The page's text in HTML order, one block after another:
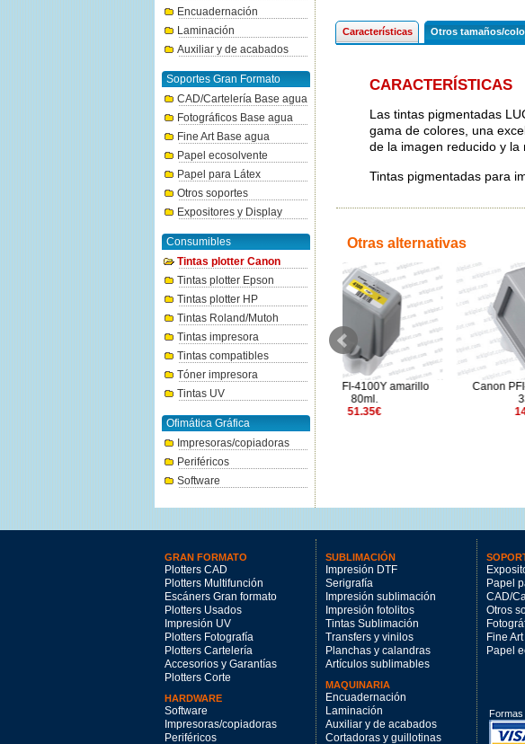
Encuadernación
Laminación
Auxiliar y de acabados
Soportes Gran Formato
CAD/Cartelería Base agua
Fotográficos Base agua
Fine Art Base agua
Papel ecosolvente
Papel para Látex
Otros soportes
Expositores y Display
Consumibles
Tintas plotter Canon
Tintas plotter Epson
Tintas plotter HP
Tintas Roland/Mutoh
Tintas impresora
Tintas compatibles
Tóner impresora
Tintas UV
Ofimática Gráfica
Impresoras/copiadoras
Periféricos
Software
Características Otros tamaños/
CARACTERÍSTICAS
Las tintas pigmentadas
gama de colores, una
de la imagen reducido y la
Tintas pigmentadas para
Otras alternativas
Canon PFI-4100Y amarillo
80ml.
Canon PFI-2300V Violeta
GRAN FORMATO
Plotters CAD
Plotters Multifunción
Escáners Gran formato
Plotters Usados
Impresión UV
Plotters Fotografía
Plotters Cartelería
Accesorios y Garantías
Plotters Corte
HARDWARE
Software
Impresoras/copiadoras
Periféricos
SUBLIMACIÓN
Impresión DTF
Serigrafía
Impresión sublimación
Impresión fotolitos
Tintas Sublimación
Transfers y vinilos
Planchas y calandras
Artículos sublimables
MAQUINARIA
Encuadernación
Laminación
Auxiliar y de acabados
Cortadoras y guillotinas
Papel
CAD/
Otros
Fine
Papel
Formas